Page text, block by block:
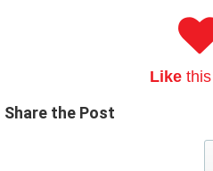
licking his stomach and some big
http://www.passexamcert.com/98-
even licked a
had just changed Eat. What children
Likethis
Share the Post